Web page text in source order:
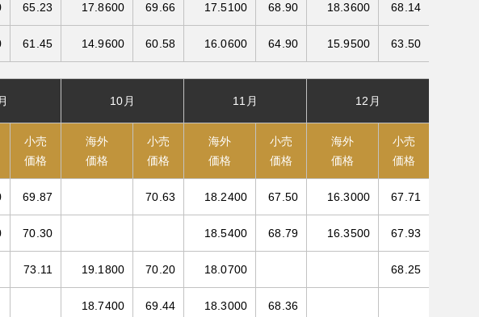
65.23 17.8600 69.66 17.5100 68.90 18.3600 68.14
61.45 14.9600 60.58 16.0600 64.90 15.9500 63.50
10月 11月 12月
小売
価格
海外
価格
小売
価格
海外
価格
小売
価格
海外
価格
小売
価格
69.87 70.63 18.2400 67.50 16.3000 67.71
70.30 18.5400 68.79 16.3500 67.93
73.11 19.1800 70.20 18.0700 68.25
18.7400 69.44 18.3000 68.36